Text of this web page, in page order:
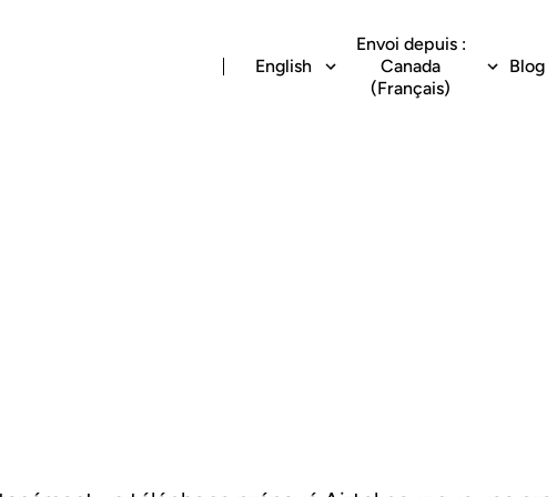
English
Envoi depuis :
Canada
(Français)
Blog